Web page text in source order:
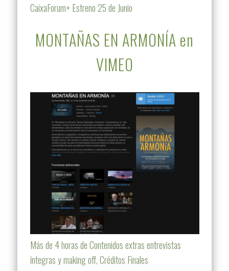
CaixaForum+ Estreno 25 de Junio
MONTAÑAS EN ARMONÍA en
VIMEO
Más de 4 horas de Contenidos extras entrevistas
íntegras y making off, Créditos Finales